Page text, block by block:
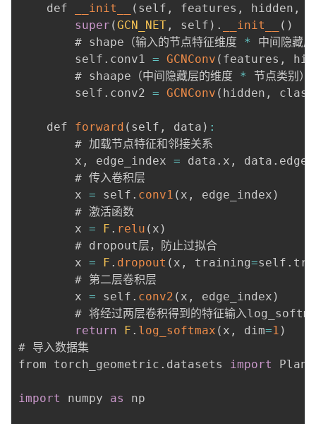
    def
__init__ ( self , features , hidden ,
super (GCN_NET , self ) . __init__ ( )
        # shape（输入的节点特征维度
*
中间隐藏
        self
. conv1 = GCNConv ( features ,
        # shaape（中间隐藏层的维度
*
节点类别）
        self
. conv2 = GCNConv ( hidden ,
    def
forward ( self , data ) :
        # 加载节点特征和邻接关系
        x
, edge_index = data . x , data .
        # 传入卷积层
        x
= self . conv1 ( x , edge_index )
        # 激活函数
        x
= F . relu ( x )
        # dropout层，防止过拟合
        x
= F . dropout ( x , training=self .
        # 第二层卷积层
        x
= self . conv2 ( x , edge_index )
# 将经过两层卷积得到的特征输入
return
F . log_softmax ( x , dim=1 )
# 导入数据集
from torch_geometric . datasets import
import numpy as np